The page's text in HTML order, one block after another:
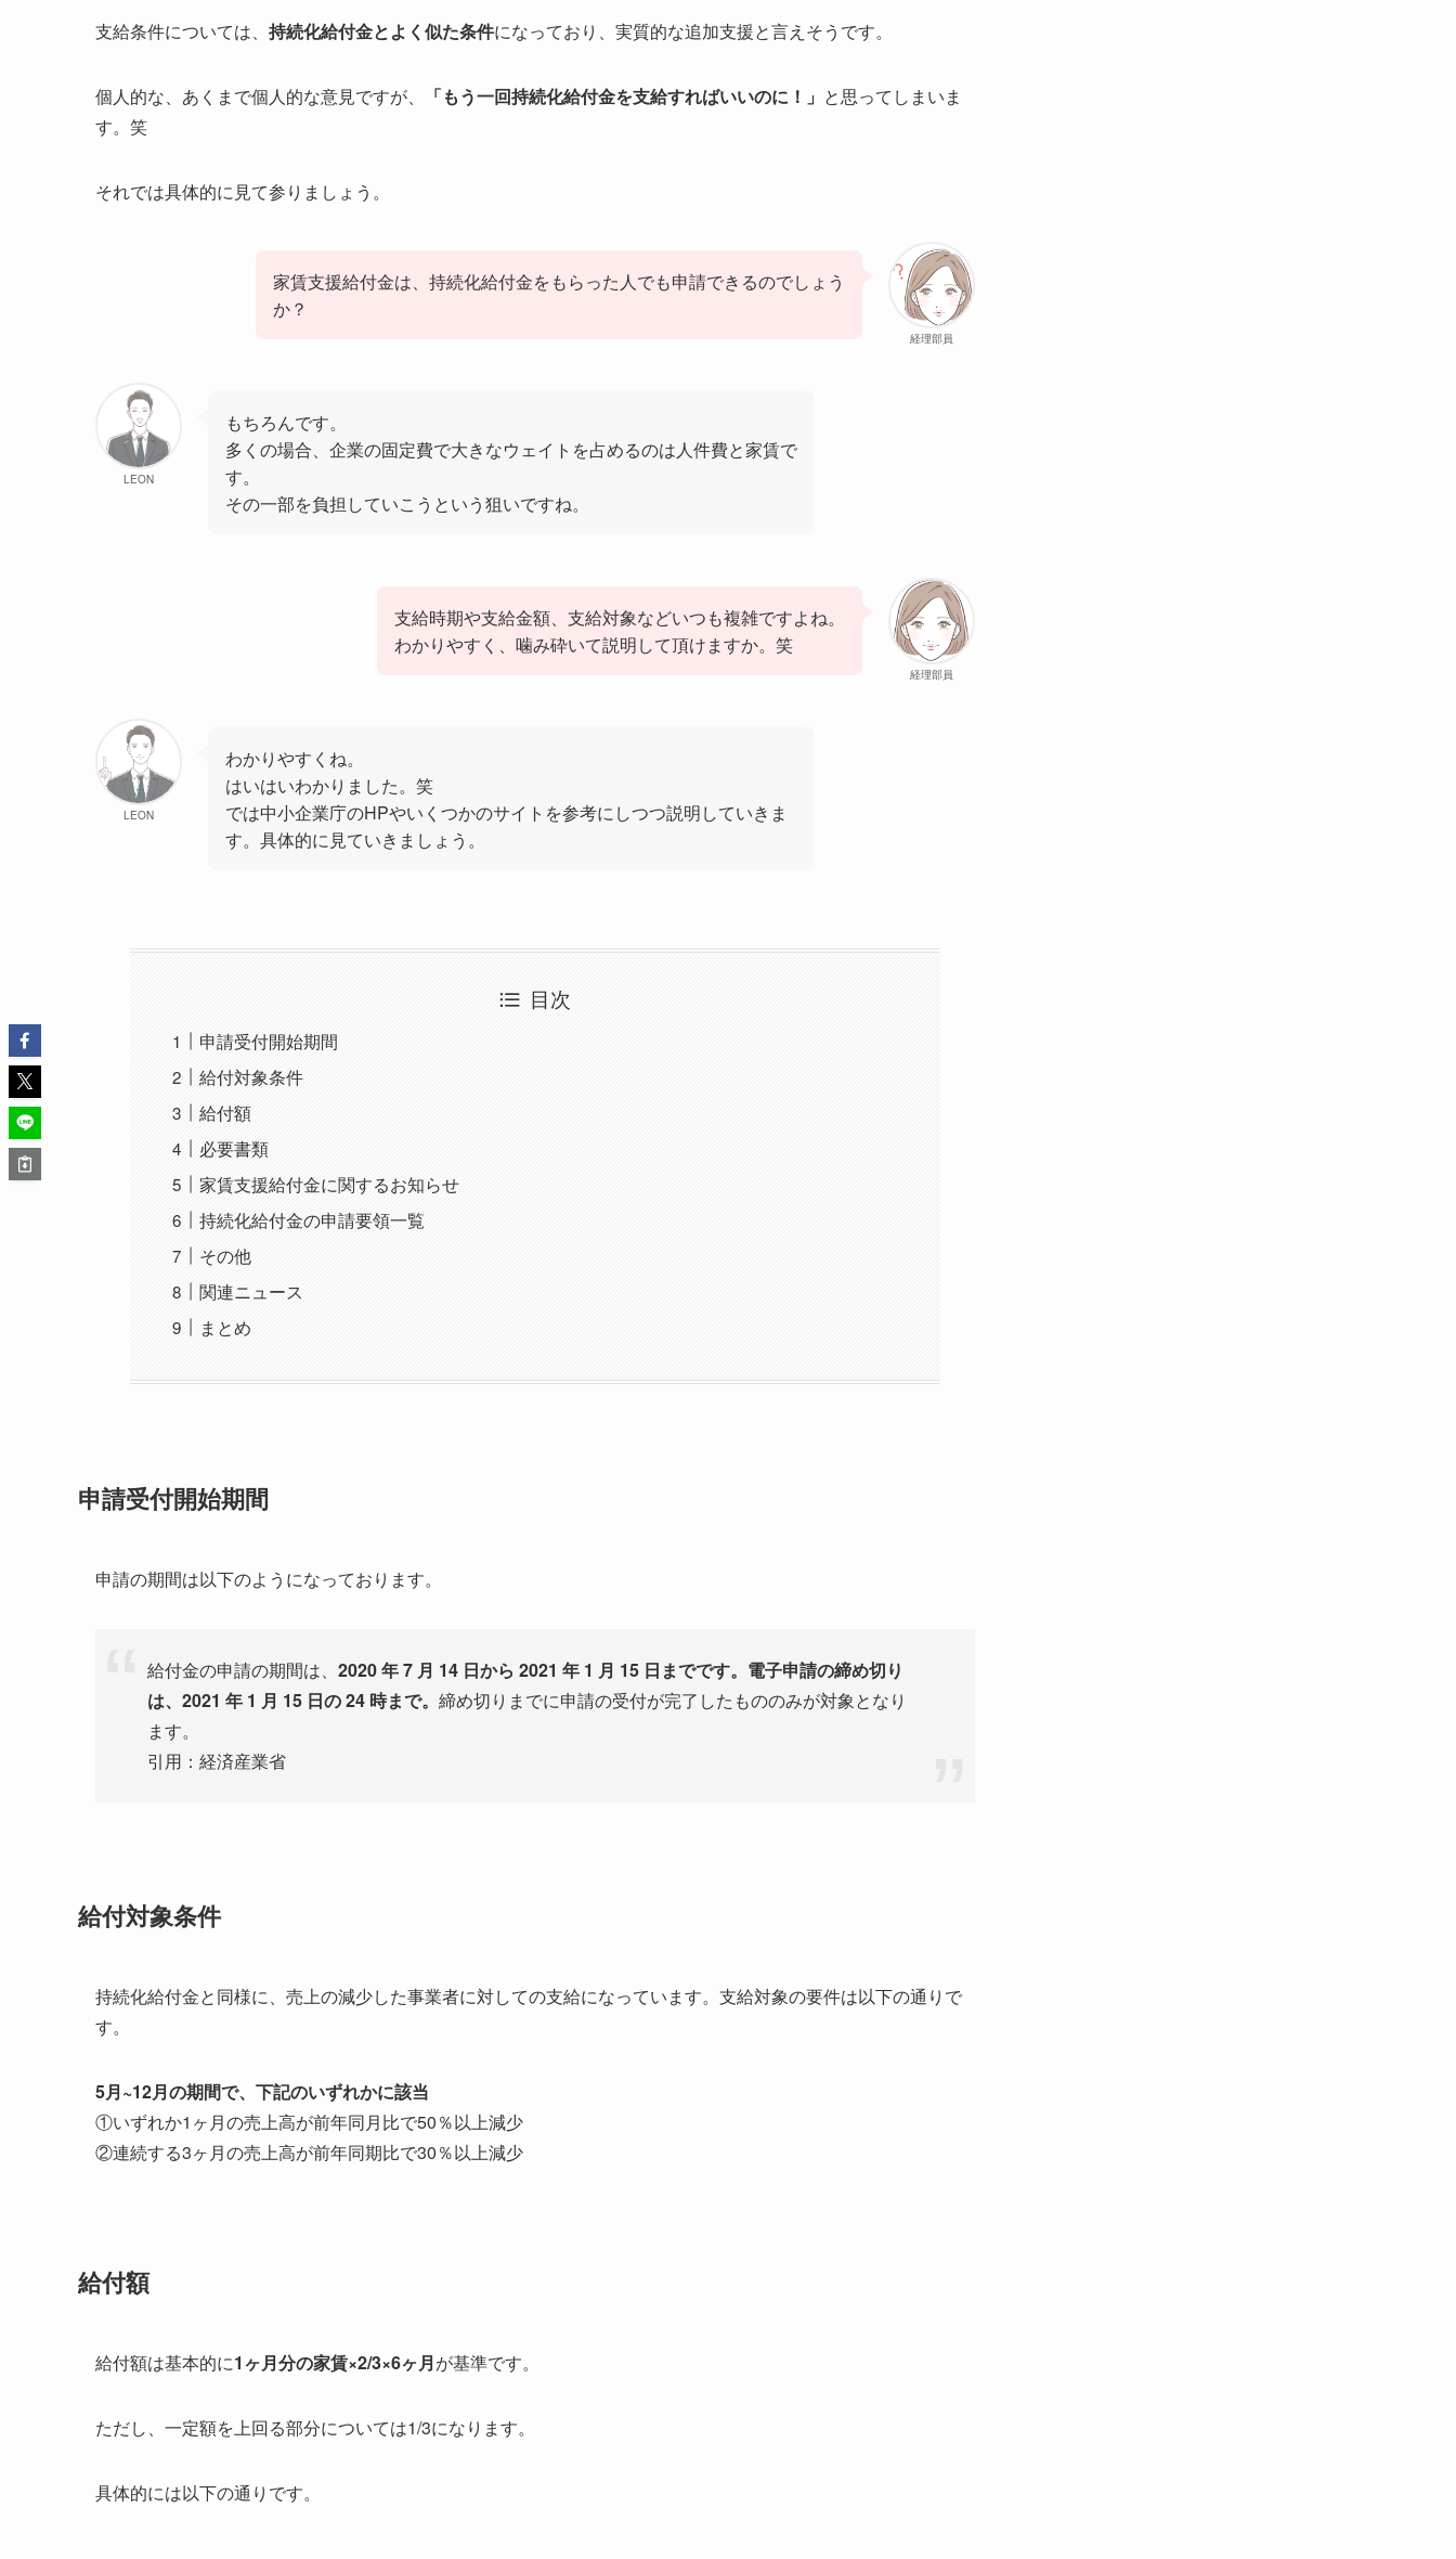
支給条件については、 持続化給付金とよく似た条件になっており、実質的な追加支援と言えそうです。
個人的な、あくまで個人的な意見ですが、 「もう一回持続化給付金を支給すればいいのに！」 と思ってしまいま
す。笑
それでは具体的に見て参りましょう。
経理部員
家賃支援給付金は、持続化給付金をもらった人でも申請できるのでしょう
か？
LEON
もちろんです。
多くの場合、企業の固定費で大きなウェイトを占めるのは人件費と家賃で
す。
その一部を負担していこうという狙いですね。
経理部員
支給時期や支給金額、支給対象などいつも複雑ですよね。
わかりやすく、噛み砕いて説明して頂けますか。笑
LEON
わかりやすくね。
はいはいわかりました。笑
では中小企業庁のHPやいくつかのサイトを参考にしつつ説明していきま
す。具体的に見ていきましょう。
目次
申請受付開始期間
給付対象条件
給付額
必要書類
家賃支援給付金に関するお知らせ
持続化給付金の申請要領一覧
その他
関連ニュース
まとめ
申請受付開始期間
申請の期間は以下のようになっております。
給付金の申請の期間は、 2020 年 7 月 14 日から 2021 年 1 月 15 日までです。 電子申請の締め切り
は、2021 年 1 月 15 日の 24 時まで。 締め切りまでに申請の受付が完了したもののみが対象となり
ます。
引用：経済産業省
給付対象条件
持続化給付金と同様に、売上の減少した事業者に対しての支給になっています。支給対象の要件は以下の通りで
す。
5月~12月の期間で、下記のいずれかに該当
①いずれか1ヶ月の売上高が前年同月比で50％以上減少
②連続する3ヶ月の売上高が前年同期比で30％以上減少
給付額
給付額は基本的に1ヶ月分の家賃×2/3×6ヶ月が基準です。
ただし、一定額を上回る部分については1/3になります。
具体的には以下の通りです。